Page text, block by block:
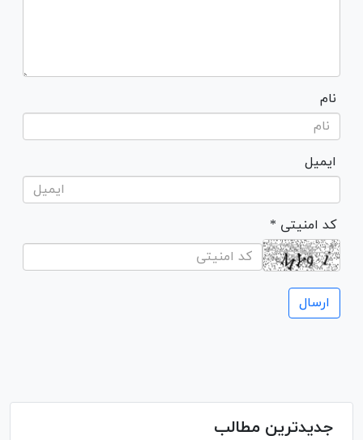
نام
ایمیل
* کد امنیتی
جدیدترین مطالب